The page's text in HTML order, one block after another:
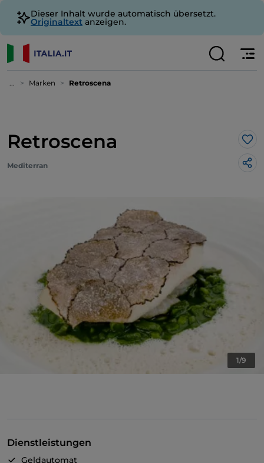
Dieser Inhalt wurde automatisch übersetzt.
Originaltext anzeigen.
... Marken Retroscena
Retroscena
Mediterran
1/9
Dienstleistungen
Geldautomat